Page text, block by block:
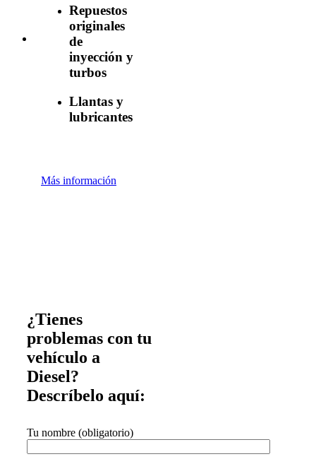
Repuestos
originales
de
inyección y
turbos
Llantas y
lubricantes
Más información
¿Tienes
problemas con tu
vehículo a
Diesel?
Descríbelo aquí:
Tu nombre (obligatorio)